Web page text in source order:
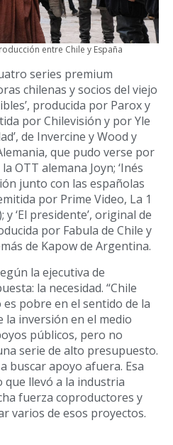
entre Chile y España
series premium
chilenas y socios del viejo
producida por Parox y
por Chilevisión y por Yle
de Invercine y Wood y
que pudo verse por
OTT alemana Joyn; ‘Inés
junto con las españolas
por Prime Video, La 1
‘El presidente’, original de
por Fabula de Chile y
de Kapow de Argentina.
la ejecutiva de
la necesidad. “Chile
pobre en el sentido de la
inversión en el medio
públicos, pero no
serie de alto presupuesto.
buscar apoyo afuera. Esa
que llevó a la industria
fuerza coproductores y
varios de esos proyectos.